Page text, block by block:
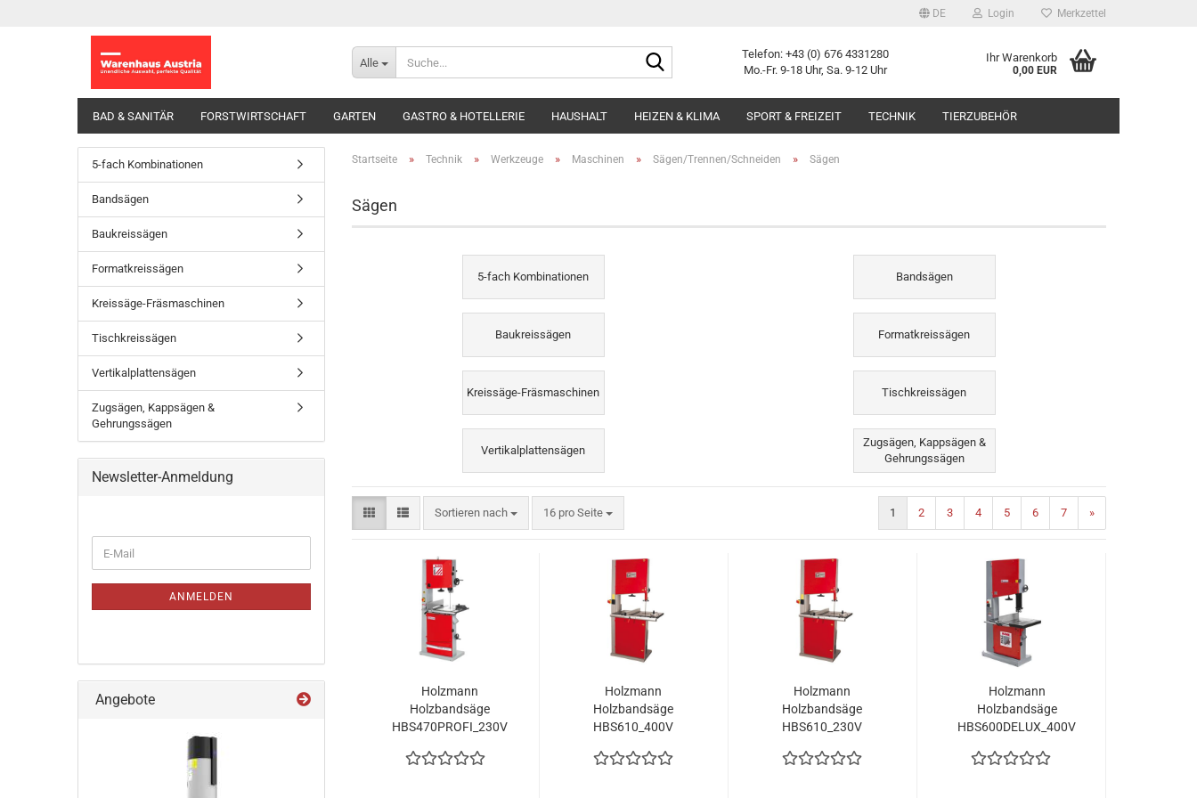
DE Login Merkzettel
Alle
Telefon: +43 (0) 676 4331280
Mo.-Fr. 9-18 Uhr, Sa. 9-12 Uhr
Ihr Warenkorb
0,00 EUR
BAD & SANITÄR FORSTWIRTSCHAFT GARTEN GASTRO & HOTELLERIE HAUSHALT HEIZEN & KLIMA SPORT & FREIZEIT TECHNIK TIERZUBEHÖR
Startseite » Technik » Werkzeuge » Maschinen » Sägen/Trennen/Schneiden » Sägen
Sägen
5-fach Kombinationen Bandsägen
Baukreissägen Formatkreissägen
Kreissäge-Fräsmaschinen Tischkreissägen
Vertikalplattensägen
Zugsägen, Kappsägen &
Gehrungssägen
Sortieren nach
Sortieren nach 16 pro Seite
pro Seite 1 2 3 4 5 6 7 »
Holzmann
Holzbandsäge
HBS470PROFI_230V
Holzmann
Holzbandsäge
HBS610_400V
Holzmann
Holzbandsäge
HBS610_230V
Holzmann
Holzbandsäge
HBS600DELUX_400V
5-fach Kombinationen
Bandsägen
Baukreissägen
Formatkreissägen
Kreissäge-Fräsmaschinen
Tischkreissägen
Vertikalplattensägen
Zugsägen, Kappsägen &
Gehrungssägen
Newsletter-Anmeldung
ZUR
E-
Mail
ANMELDEN
Angebote